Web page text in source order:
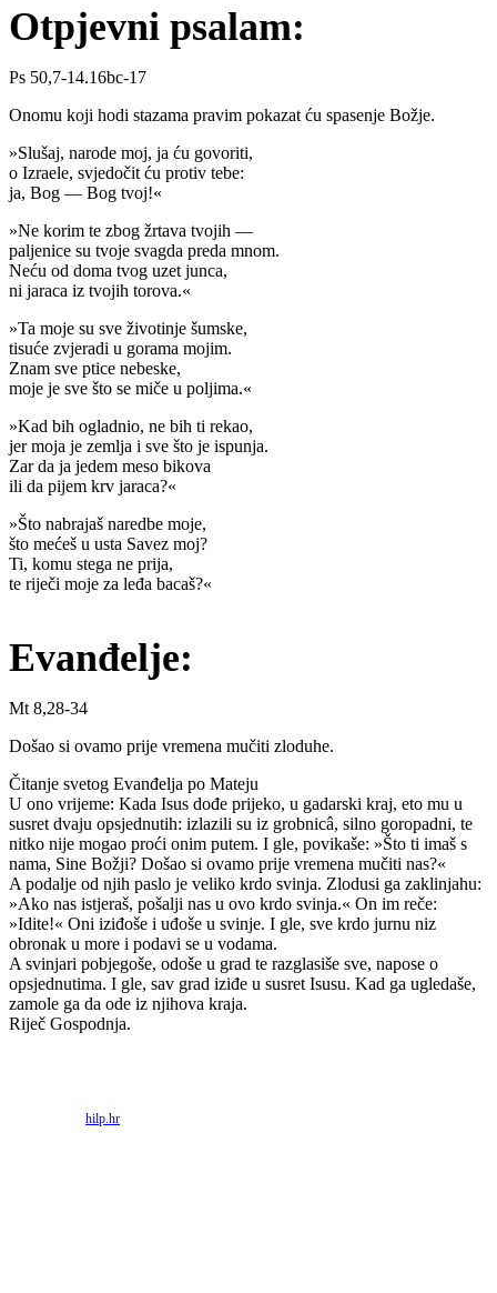
Otpjevni psalam:
Ps 50,7-14.16bc-17
Onomu koji hodi stazama pravim pokazat ću spasenje Božje.
»Slušaj, narode moj, ja ću govoriti,
o Izraele, svjedočit ću protiv tebe:
ja, Bog — Bog tvoj!«
»Ne korim te zbog žrtava tvojih —
paljenice su tvoje svagda preda mnom.
Neću od doma tvog uzet junca,
ni jaraca iz tvojih torova.«
»Ta moje su sve životinje šumske,
tisuće zvjeradi u gorama mojim.
Znam sve ptice nebeske,
moje je sve što se miče u poljima.«
»Kad bih ogladnio, ne bih ti rekao,
jer moja je zemlja i sve što je ispunja.
Zar da ja jedem meso bikova
ili da pijem krv jaraca?«
»Što nabrajaš naredbe moje,
što mećeš u usta Savez moj?
Ti, komu stega ne prija,
te riječi moje za leđa bacaš?«
Evanđelje:
Mt 8,28-34
Došao si ovamo prije vremena mučiti zloduhe.
Čitanje svetog Evanđelja po Mateju
U ono vrijeme: Kada Isus dođe prijeko, u gadarski kraj, eto mu u
susret dvaju opsjednutih: izlazili su iz grobnicâ, silno goropadni, te
nitko nije mogao proći onim putem. I gle, povikaše: »Što ti imaš s
nama, Sine Božji? Došao si ovamo prije vremena mučiti nas?«
A podalje od njih paslo je veliko krdo svinja. Zlodusi ga zaklinjahu:
»Ako nas istjeraš, pošalji nas u ovo krdo svinja.« On im reče:
»Idite!« Oni iziđoše i uđoše u svinje. I gle, sve krdo jurnu niz
obronak u more i podavi se u vodama.
A svinjari pobjegoše, odoše u grad te razglasiše sve, napose o
opsjednutima. I gle, sav grad iziđe u susret Isusu. Kad ga ugledaše,
zamole ga da ode iz njihova kraja.
Riječ Gospodnja.
Izvor:hilp.hr